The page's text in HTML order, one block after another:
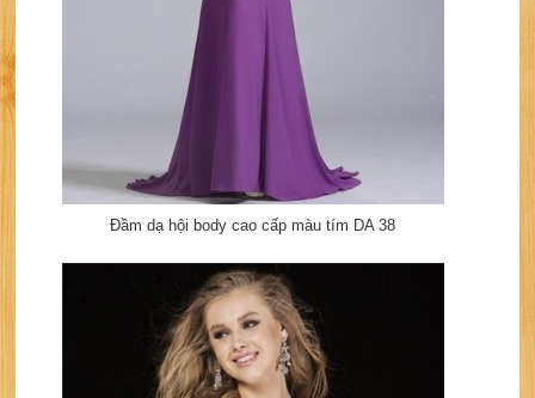
Đầm dạ hội body cao cấp màu tím DA 38